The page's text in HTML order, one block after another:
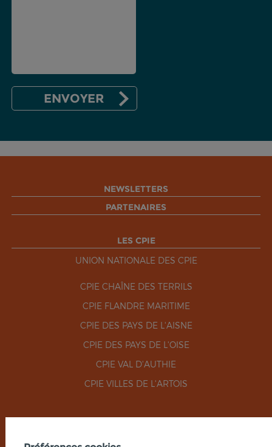
NEWSLETTERS
PARTENAIRES
LES CPIE
UNION NATIONALE DES CPIE
CPIE CHAÎNE DES TERRILS
CPIE FLANDRE MARITIME
CPIE DES PAYS DE L'AISNE
CPIE DES PAYS DE L'OISE
CPIE VAL D'AUTHIE
CPIE VILLES DE L'ARTOIS